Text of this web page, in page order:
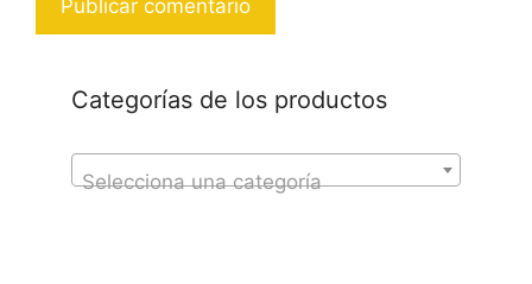
Categorías de los productos
Selecciona una categoría